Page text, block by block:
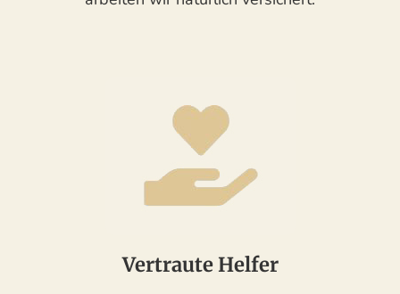
Vertraute Helfer